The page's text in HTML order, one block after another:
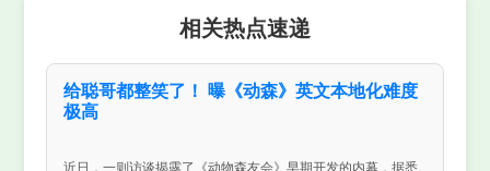
相关热点速递
给聪哥都整笑了！ 曝《动森》英文本地化难度
极高
近日，一则访谈揭露了《动物森友会》早期开发的内幕，据悉